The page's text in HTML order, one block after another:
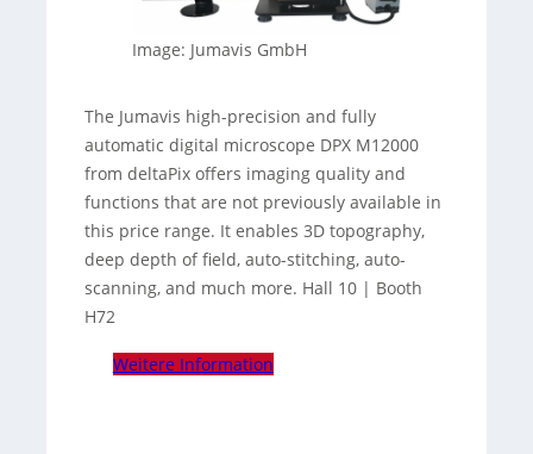
Image: Jumavis GmbH
The Jumavis high-precision and fully
automatic digital microscope DPX M12000
from deltaPix offers imaging quality and
functions that are not previously available in
this price range. It enables 3D topography,
deep depth of field, auto-stitching, auto-
scanning, and much more. Hall 10 | Booth
H72
Weitere Information